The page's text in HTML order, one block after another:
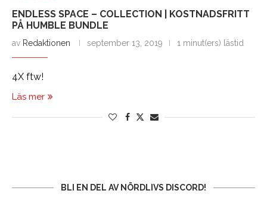
ENDLESS SPACE – COLLECTION | KOSTNADSFRITT
PÅ HUMBLE BUNDLE
av Redaktionen september 13, 2019 1 minut(ers) lästid
4X ftw!
Läs mer
BLI EN DEL AV NÖRDLIVS DISCORD!